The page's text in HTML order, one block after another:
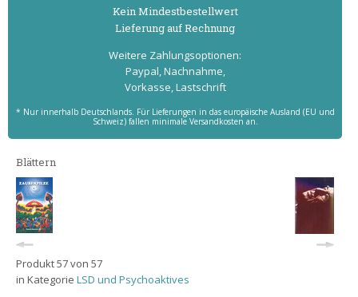
Kein Mindest­bestell­wert
Lieferung auf Rechnung
Weitere Zahlungs­optionen:
Paypal, Nachnahme,
Vorkasse, Lastschrift
* Nur innerhalb Deutschlands. Für Lieferungen in das europäische Ausland (EU und
Schweiz) fallen minimale Versandkosten an.
Blättern
Produkt 57 von 57
in Kategorie LSD und Psychoaktives